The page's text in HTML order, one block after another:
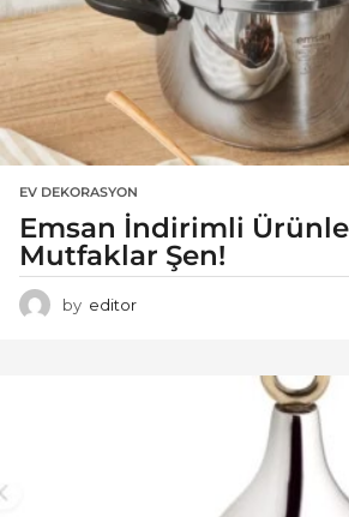
EV DEKORASYON
Emsan İndirimli
Mutfaklar Şen!
by editor